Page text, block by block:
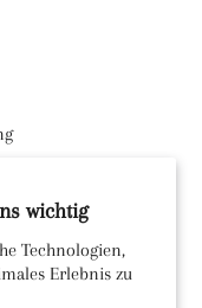
wichtig
Technologien,
Erlebnis zu